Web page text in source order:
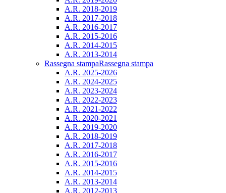
A.R. 2018-2019
A.R. 2017-2018
A.R. 2016-2017
A.R. 2015-2016
A.R. 2014-2015
A.R. 2013-2014
Rassegna stampaRassegna stampa
A.R. 2025-2026
A.R. 2024-2025
A.R. 2023-2024
A.R. 2022-2023
A.R. 2021-2022
A.R. 2020-2021
A.R. 2019-2020
A.R. 2018-2019
A.R. 2017-2018
A.R. 2016-2017
A.R. 2015-2016
A.R. 2014-2015
A.R. 2013-2014
A.R. 2012-2013